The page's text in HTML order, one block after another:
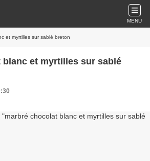
MENU
et myrtilles sur sablé breton
blanc et myrtilles sur sablé